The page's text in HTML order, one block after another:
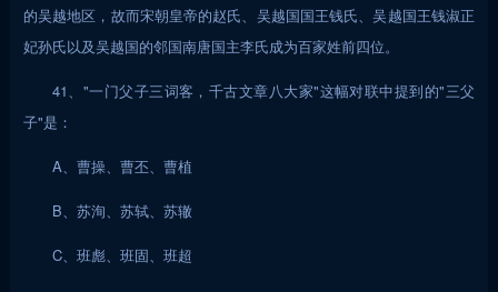
的吴越地区，故而宋朝皇帝的赵氏、吴越国国王钱氏、吴越国王钱淑正
妃孙氏以及吴越国的邻国南唐国主李氏成为百家姓前四位。
41、"一门父子三词客，千古文章八大家"这幅对联中提到的"三父
子"是：
A、曹操、曹丕、曹植
B、苏洵、苏轼、苏辙
C、班彪、班固、班超